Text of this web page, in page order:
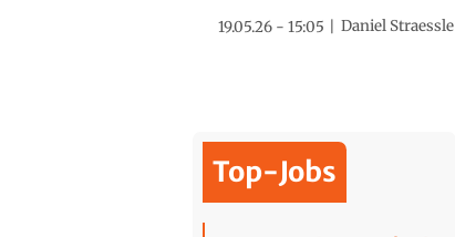
19.05.26 - 15:05 Daniel Straessle
Top-Jobs